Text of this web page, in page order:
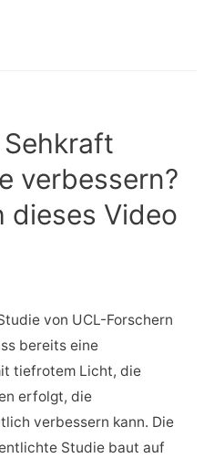
verbessern?
dieses Video
von UCL-Forschern
bereits eine
tiefrotem Licht, die
erfolgt, die
verbessern kann. Die
Studie baut auf